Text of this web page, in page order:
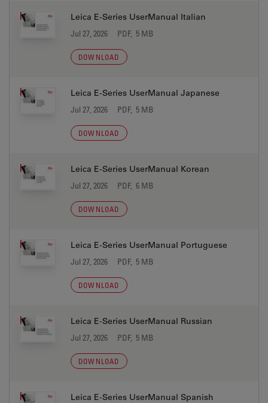
Leica E-Series UserManual Italian
Jul 27, 2026 PDF, 5 MB
DOWNLOAD
Leica E-Series UserManual Japanese
Jul 27, 2026 PDF, 5 MB
DOWNLOAD
Leica E-Series UserManual Korean
Jul 27, 2026 PDF, 6 MB
DOWNLOAD
Leica E-Series UserManual Portuguese
Jul 27, 2026 PDF, 5 MB
DOWNLOAD
Leica E-Series UserManual Russian
Jul 27, 2026 PDF, 5 MB
DOWNLOAD
Leica E-Series UserManual Spanish